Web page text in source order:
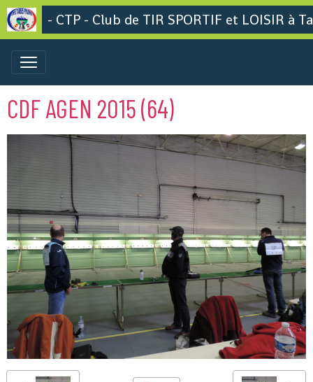
- CTP - Club de TIR SPORTIF et LOISIR à
CDF AGEN 2015 (64)